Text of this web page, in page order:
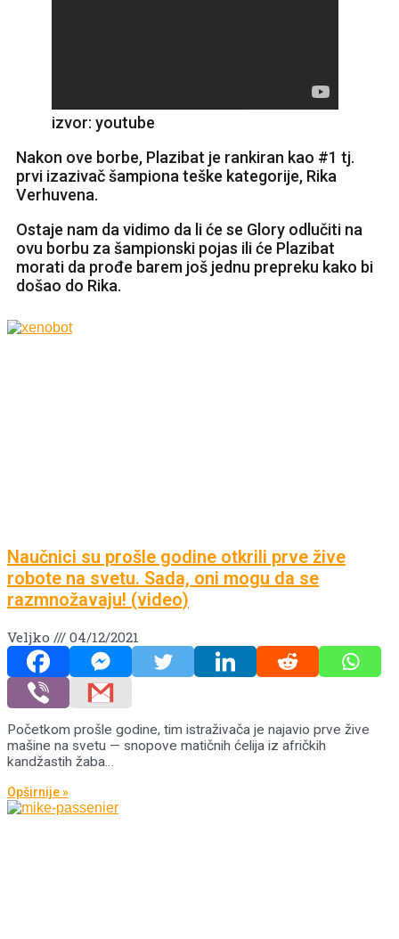
izvor: youtube
Nakon ove borbe, Plazibat je rankiran kao #1 tj.
prvi izazivač šampiona teške kategorije, Rika
Verhuvena.
Ostaje nam da vidimo da li će se Glory odlučiti na
ovu borbu za šampionski pojas ili će Plazibat
morati da prođe barem još jednu prepreku kako bi
došao do Rika.
Naučnici su prošle godine otkrili prve žive
robote na svetu. Sada, oni mogu da se
razmnožavaju! (video)
Veljko 04/12/2021
Početkom prošle godine, tim istraživača je najavio prve žive
mašine na svetu — snopove matičnih ćelija iz afričkih
kandžastih žaba…
Opširnije »